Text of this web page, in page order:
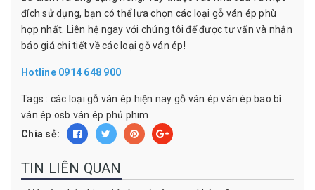
đích sử dụng, bạn có thể lựa chọn các loại gỗ ván ép phù
hợp nhất. Liên hệ ngay với chúng tôi để được tư vấn và nhận
báo giá chi tiết về các loại gỗ ván ép!
Hotline 0914 648 900
Tags : các loại gỗ ván ép hiện nay gỗ ván ép ván ép bao bì
ván ép osb ván ép phủ phim
Chia sẻ:
TIN LIÊN QUAN